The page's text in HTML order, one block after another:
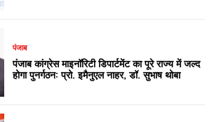
पंजाब
पंजाब कांग्रेस माइनॉरिटी डिपार्टमेंट का पूरे राज्य में जल्द
होगा पुनर्गठन: प्रो. इमैनुएल नाहर, डॉ. सुभाष थोबा